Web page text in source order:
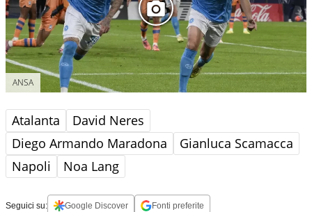
ANSA
Atalanta
David Neres
Diego Armando Maradona
Gianluca Scamacca
Napoli
Noa Lang
Seguici su: Google Discover Fonti preferite